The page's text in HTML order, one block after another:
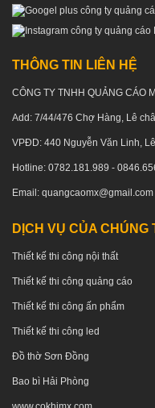
THÔNG TIN LIÊN HỆ
CÔNG TY TNHH QUẢNG CÁO
Add: 7/44/476 Chợ Hàng, Lê
VPĐD: 440 Nguyễn Văn Linh,
Hotline: 0782.181.989 -
Email: quangcaomx@gmail.com
DỊCH VỤ CỦA CHÚNG
Thiết kế thi công nội thất
Thiết kế thi công quảng cáo
Thiết kế thi công ấn phẩm
Thiết kế thi công led
Đồ thờ Sơn Đồng
Bao bì Hải Phòng